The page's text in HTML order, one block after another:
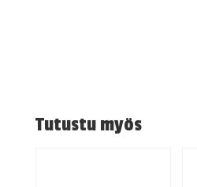
Tutustu myös